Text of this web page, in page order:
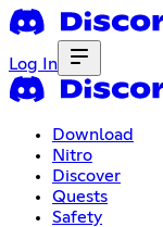
Log In
Download
Nitro
Discover
Quests
Safety